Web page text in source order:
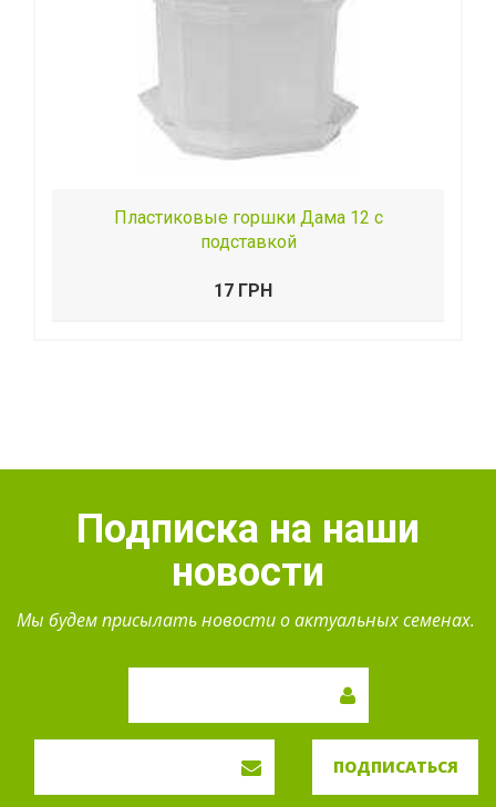
Пластиковые горшки Дама 12 с
подставкой
17 ГРН
Подписка на наши
новости
Мы будем присылать новости о актуальных семенах.
ПОДПИСАТЬСЯ